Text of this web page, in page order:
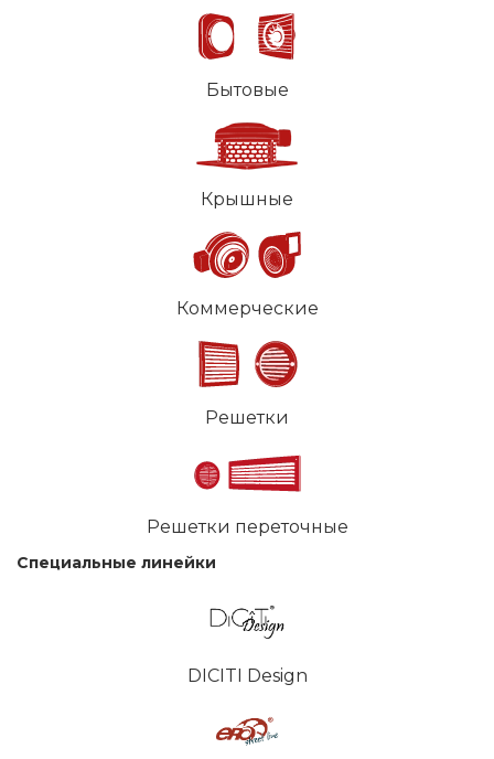
Бытовые
Крышные
Коммерческие
Решетки
Решетки переточные
Специальные линейки
DICITI Design